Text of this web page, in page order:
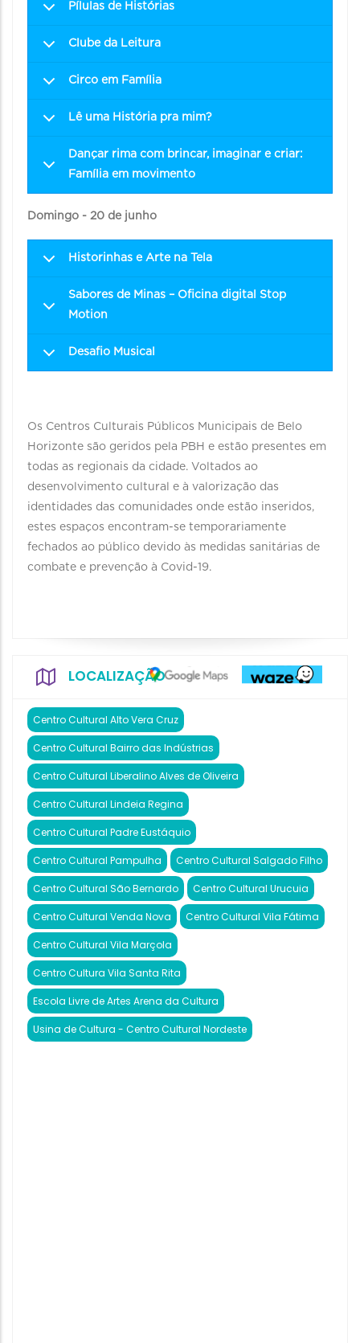
Pílulas de Histórias
Clube da Leitura
Circo em Família
Lê uma História pra mim?
Dançar rima com brincar, imaginar e criar:
Família em movimento
Domingo - 20 de junho
Historinhas e Arte na Tela
Sabores de Minas – Oficina digital Stop
Motion
Desafio Musical
Os Centros Culturais Públicos Municipais de Belo
Horizonte são geridos pela PBH e estão presentes em
todas as regionais da cidade. Voltados ao
desenvolvimento cultural e à valorização das
identidades das comunidades onde estão inseridos,
estes espaços encontram-se temporariamente
fechados ao público devido às medidas sanitárias de
combate e prevenção à Covid-19.
LOCALIZAÇÃO
Centro Cultural Alto Vera Cruz
Centro Cultural Bairro das Indústrias
Centro Cultural Liberalino Alves de Oliveira
Centro Cultural Lindeia Regina
Centro Cultural Padre Eustáquio
Centro Cultural Pampulha Centro Cultural Salgado Filho
Centro Cultural São Bernardo Centro Cultural Urucuia
Centro Cultural Venda Nova Centro Cultural Vila Fátima
Centro Cultural Vila Marçola
Centro Cultura Vila Santa Rita
Escola Livre de Artes Arena da Cultura
Usina de Cultura - Centro Cultural Nordeste